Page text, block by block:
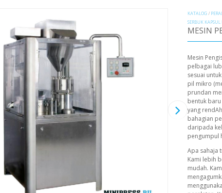
KATALOG /
SERBUK
MESIN
Mesin
pelbagai
sesuai
pil mikro
prundan
bentuk
yang
bahagian
daripada
pengumpul
Apa sahaja
Kami lebih
mudah.